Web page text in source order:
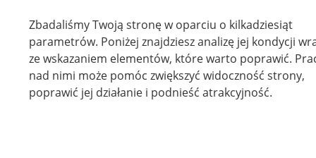
Zbadaliśmy Twoją stronę w oparciu o kilkadziesiąt
parametrów. Poniżej znajdziesz analizę jej kondycji
ze wskazaniem elementów, które warto poprawić.
nad nimi może pomóc zwiększyć widoczność strony,
poprawić jej działanie i podnieść atrakcyjność.